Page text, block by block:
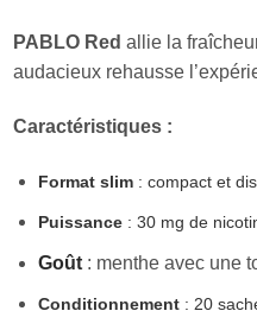
PABLO Red allie la
audacieux rehausse
Caractéristiques :
Format slim: compact et
Puissance: 30 mg de
Goût: menthe avec une
Conditionnement : 20